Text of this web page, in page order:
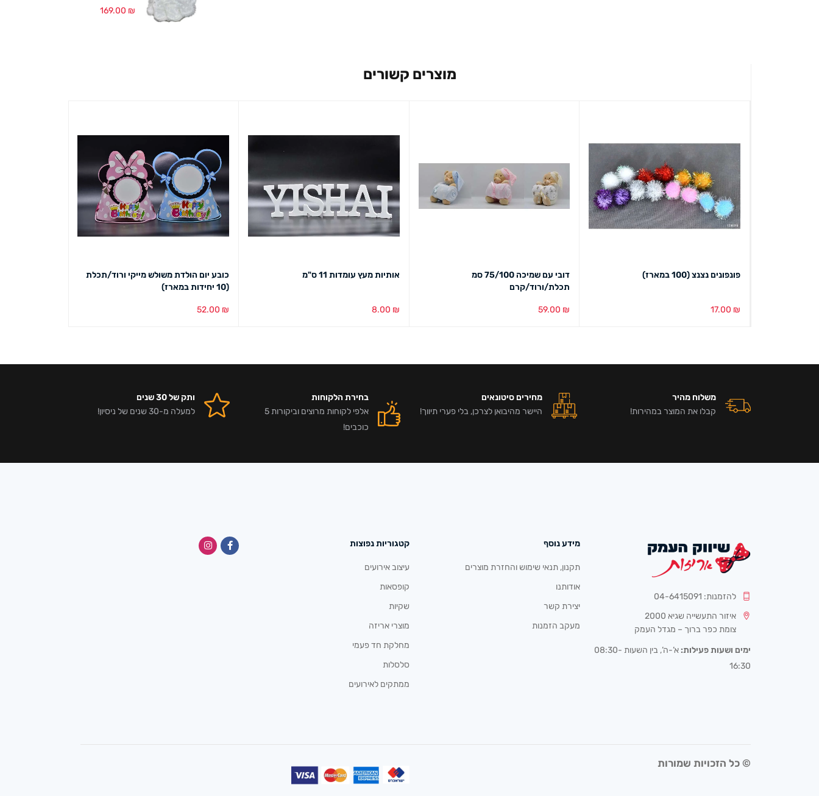
169.00 ₪
מוצרים קשורים
פונפונים נצנצ (100 במארז)
17.00 ₪
דובי עם שמיכה 75/100 סמ
תכלת/ורוד/קרם
59.00 ₪
אותיות מעץ עומדות 11 ס"מ
8.00 ₪
כובע יום הולדת משולש מייקי ורוד/תכלת
(10 יחידות במארז)
52.00 ₪
משלוח מהיר
קבלו את המוצר במהירות!
מחירים סיטונאים
היישר מהיבואן לצרכן, בלי פערי תיווך!
בחירת הלקוחות
אלפי לקוחות מרוצים וביקורות 5
כוכבים!
ותק של 30 שנים
למעלה מ-30 שנים של ניסיון!
להזמנות: 04-6415091
איזור התעשייה שגיא 2000
צומת כפר ברוך – מגדל העמק
ימים ושעות פעילות:
א’-ה’, בין השעות 08:30-
16:30
מידע נוסף
תקנון, תנאי שימוש והחזרת מוצרים
אודותנו
יצירת קשר
מעקב הזמנות
קטגוריות נפוצות
עיצוב אירועים
קופסאות
שקיות
מוצרי אריזה
מחלקת חד פעמי
סלסלות
ממתקים לאירועים
© כל הזכויות שמורות